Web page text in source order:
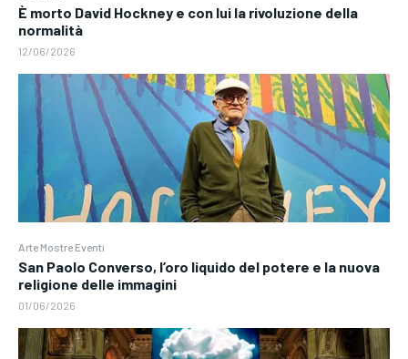
È morto David Hockney e con lui la rivoluzione della
normalità
12/06/2026
Arte Mostre Eventi
San Paolo Converso, l’oro liquido del potere e la nuova
religione delle immagini
01/06/2026